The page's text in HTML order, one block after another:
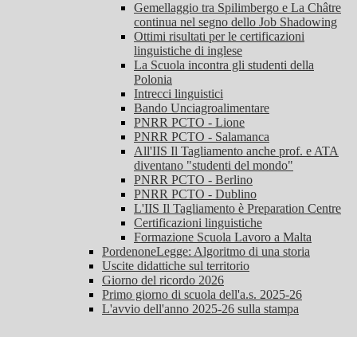
Gemellaggio tra Spilimbergo e La Châtre
continua nel segno dello Job Shadowing
Ottimi risultati per le certificazioni
linguistiche di inglese
La Scuola incontra gli studenti della
Polonia
Intrecci linguistici
Bando Unciagroalimentare
PNRR PCTO - Lione
PNRR PCTO - Salamanca
All'IIS Il Tagliamento anche prof. e ATA
diventano "studenti del mondo"
PNRR PCTO - Berlino
PNRR PCTO - Dublino
L'IIS Il Tagliamento è Preparation Centre
Certificazioni linguistiche
Formazione Scuola Lavoro a Malta
PordenoneLegge: Algoritmo di una storia
Uscite didattiche sul territorio
Giorno del ricordo 2026
Primo giorno di scuola dell'a.s. 2025-26
L'avvio dell'anno 2025-26 sulla stampa